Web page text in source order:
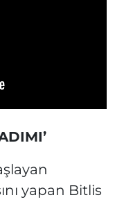
yapan Bitlis